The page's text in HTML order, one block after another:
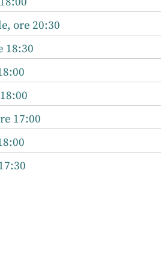
ore 20:30
18:30
17:00